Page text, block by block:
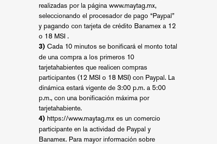
realizadas por la página www.maytag.mx,
seleccionando el procesador de pago “Paypal”
y pagando con tarjeta de crédito Banamex a 12
o 18 MSI .
3) Cada 10 minutos se bonificará el monto total
de una compra a los primeros 10
tarjetahabientes que realicen compras
participantes (12 MSI o 18 MSI) con Paypal. La
dinámica estará vigente de 3:00 p.m. a 5:00
p.m., con una bonificación máxima por
tarjetahabiente.
4) https://www.maytag.mx es un comercio
participante en la actividad de Paypal y
Banamex. Para mayor información sobre